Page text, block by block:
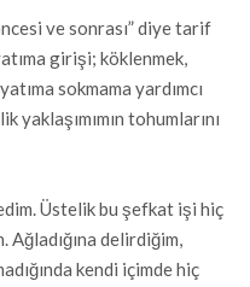
ve sonrası” diye tarif
girişi; köklenmek,
sokmama yardımcı
yaklaşımımın tohumlarını
Üstelik bu şefkat işi hiç
Ağladığına delirdiğim,
kendi içimde hiç